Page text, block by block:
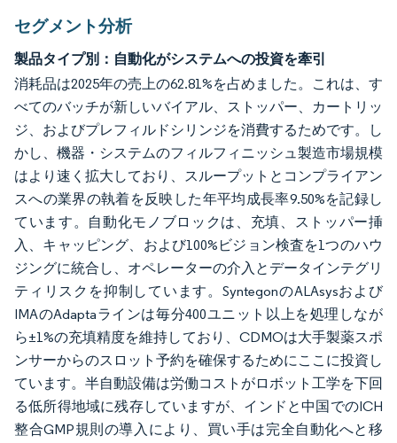
セグメント分析
製品タイプ別：自動化がシステムへの投資を牽引
消耗品は2025年の売上の62.81%を占めました。これは、す
べてのバッチが新しいバイアル、ストッパー、カートリッ
ジ、およびプレフィルドシリンジを消費するためです。し
かし、機器・システムのフィルフィニッシュ製造市場規模
はより速く拡大しており、スループットとコンプライアン
スへの業界の執着を反映した年平均成長率9.50%を記録し
ています。自動化モノブロックは、充填、ストッパー挿
入、キャッピング、および100%ビジョン検査を1つのハウ
ジングに統合し、オペレーターの介入とデータインテグリ
ティリスクを抑制しています。SyntegonのALAsysおよび
IMAのAdaptaラインは毎分400ユニット以上を処理しなが
ら±1%の充填精度を維持しており、CDMOは大手製薬スポ
ンサーからのスロット予約を確保するためにここに投資し
ています。半自動設備は労働コストがロボット工学を下回
る低所得地域に残存していますが、インドと中国でのICH
整合GMP規則の導入により、買い手は完全自動化へと移